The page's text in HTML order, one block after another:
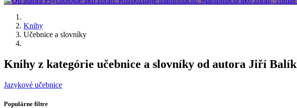
Knihy
Učebnice a slovníky
Knihy z kategórie učebnice a slovníky od autora Jiří Balík
Jazykové učebnice
Populárne filtre